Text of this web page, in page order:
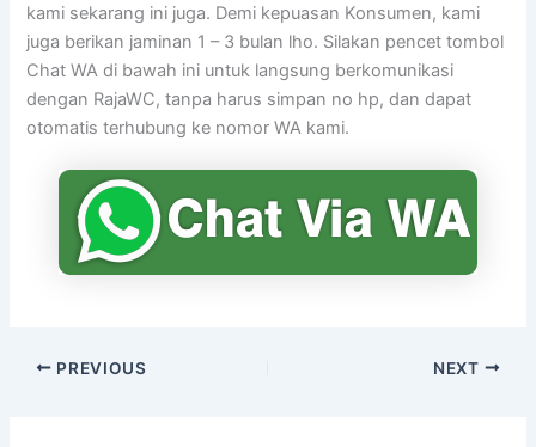
kami sekarang ini juga. Demi kepuasan Konsumen, kami
juga berikan jaminan 1 – 3 bulan lho. Silakan pencet tombol
Chat WA di bawah ini untuk langsung berkomunikasi
dengan RajaWC, tanpa harus simpan no hp, dan dapat
otomatis terhubung ke nomor WA kami.
PREVIOUS NEXT